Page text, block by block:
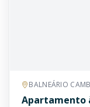
BALNEÁRIO
Apartamento